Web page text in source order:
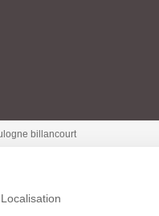
billancourt
Localisation